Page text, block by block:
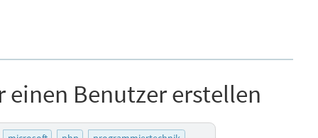
einen Benutzer erstellen